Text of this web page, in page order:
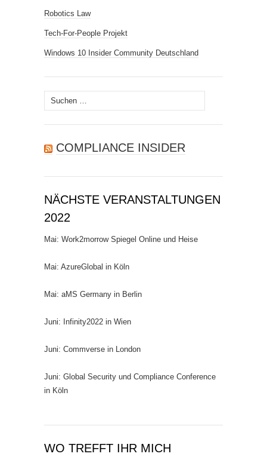
Robotics Law
Tech-For-People Projekt
Windows 10 Insider Community Deutschland
Suchen
nach:
COMPLIANCE INSIDER
NÄCHSTE VERANSTALTUNGEN
2022
Mai: Work2morrow Spiegel Online und Heise
Mai: AzureGlobal in Köln
Mai: aMS Germany in Berlin
Juni: Infinity2022 in Wien
Juni: Commverse in London
Juni: Global Security und Compliance Conference
in Köln
WO TREFFT IHR MICH